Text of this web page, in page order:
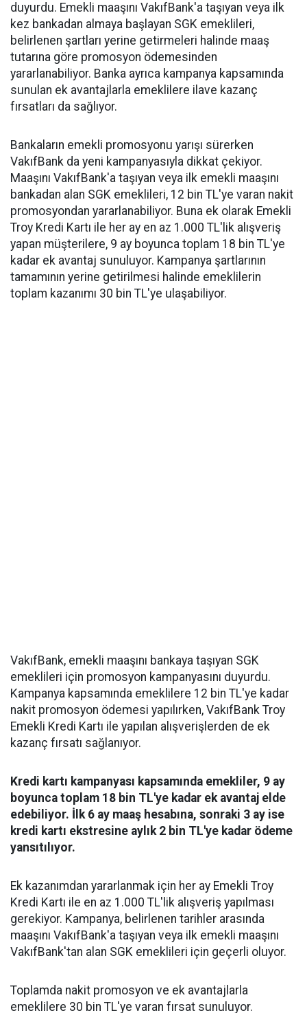
duyurdu. Emekli maaşını VakıfBank'a taşıyan veya ilk
kez bankadan almaya başlayan SGK emeklileri,
belirlenen şartları yerine getirmeleri halinde maaş
tutarına göre promosyon ödemesinden
yararlanabiliyor. Banka ayrıca kampanya kapsamında
sunulan ek avantajlarla emeklilere ilave kazanç
fırsatları da sağlıyor.
Bankaların emekli promosyonu yarışı sürerken
VakıfBank da yeni kampanyasıyla dikkat çekiyor.
Maaşını VakıfBank'a taşıyan veya ilk emekli maaşını
bankadan alan SGK emeklileri, 12 bin TL'ye varan nakit
promosyondan yararlanabiliyor. Buna ek olarak Emekli
Troy Kredi Kartı ile her ay en az 1.000 TL'lik alışveriş
yapan müşterilere, 9 ay boyunca toplam 18 bin TL'ye
kadar ek avantaj sunuluyor. Kampanya şartlarının
tamamının yerine getirilmesi halinde emeklilerin
toplam kazanımı 30 bin TL'ye ulaşabiliyor.
VakıfBank, emekli maaşını bankaya taşıyan SGK
emeklileri için promosyon kampanyasını duyurdu.
Kampanya kapsamında emeklilere 12 bin TL'ye kadar
nakit promosyon ödemesi yapılırken, VakıfBank Troy
Emekli Kredi Kartı ile yapılan alışverişlerden de ek
kazanç fırsatı sağlanıyor.
Kredi kartı kampanyası kapsamında emekliler, 9 ay
boyunca toplam 18 bin TL'ye kadar ek avantaj elde
edebiliyor. İlk 6 ay maaş hesabına, sonraki 3 ay ise
kredi kartı ekstresine aylık 2 bin TL'ye kadar ödeme
yansıtılıyor.
Ek kazanımdan yararlanmak için her ay Emekli Troy
Kredi Kartı ile en az 1.000 TL'lik alışveriş yapılması
gerekiyor. Kampanya, belirlenen tarihler arasında
maaşını VakıfBank'a taşıyan veya ilk emekli maaşını
VakıfBank'tan alan SGK emeklileri için geçerli oluyor.
Toplamda nakit promosyon ve ek avantajlarla
emeklilere 30 bin TL'ye varan fırsat sunuluyor.